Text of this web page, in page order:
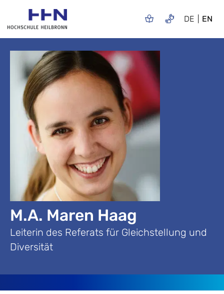
DE EN
M.A. Maren Haag
Leiterin des Referats für Gleichstellung und
Diversität